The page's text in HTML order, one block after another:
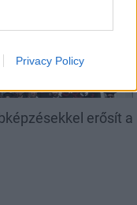
Privacy Policy
erősít a